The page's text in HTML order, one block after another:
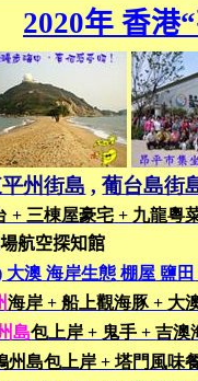
2020年 香港“
州街島 ,葡台島街
+ 三棟屋豪宅 + 九龍粵
航空探知館
大澳 海岸生態 棚屋 鹽田
海岸 +船上觀海豚 + 大
島包上岸 + 鬼手 +吉澳
州島包上岸 +塔門風味